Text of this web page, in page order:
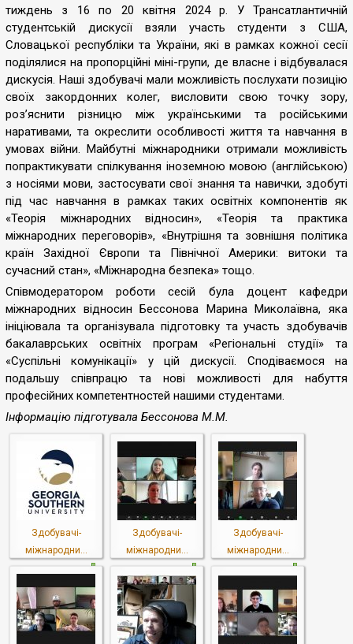
тиждень з 16 по 20 квітня 2024 р. У Трансатлантичній
студентській дискусії взяли участь студенти з США,
Словацької республіки та України, які в рамках кожної сесії
поділялися на пропорційні міні-групи, де власне і відбувалася
дискусія. Наші здобувачі мали можливість послухати позицію
своїх закордонних колег, висловити свою точку зору,
роз’яснити різницю між українськими та російськими
наративами, та окреслити особливості життя та навчання в
умовах війни. Майбутні міжнародники отримали можливість
попрактикувати спілкування іноземною мовою (англійською)
з носіями мови, застосувати свої знання та навички, здобуті
під час навчання в рамках таких освітніх компонентів як
«Теорія міжнародних відносин», «Теорія та практика
міжнародних переговорів», «Внутрішня та зовнішня політика
країн Західної Європи та Північної Америки: витоки та
сучасний стан», «Міжнародна безпека» тощо.
Співмодератором роботи сесій була доцент кафедри
міжнародних відносин Бессонова Марина Миколаївна, яка
ініціювала та організувала підготовку та участь здобувачів
бакалаврських освітніх програм «Регіональні студії» та
«Суспільні комунікації» у цій дискусії. Сподіваємося на
подальшу співпрацю та нові можливості для набуття
професійних компетентностей нашими студентами.
Інформацію підготувала Бессонова М.М.
Здобувачі-
міжнародни...
Здобувачі-
міжнародни...
Здобувачі-
міжнародни...